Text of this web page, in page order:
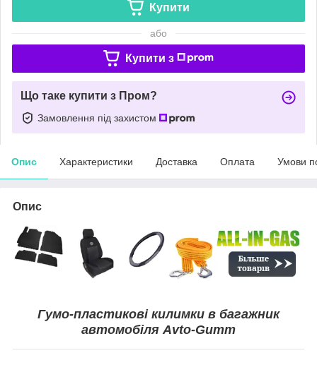
Купити
або
Купити з
Що таке купити з Пром?
Замовлення під захистом
Опис Характеристики Доставка Оплата Умови
Опис
Гумо-пластикові килимки в багажник
автомобіля Avto-Gumm